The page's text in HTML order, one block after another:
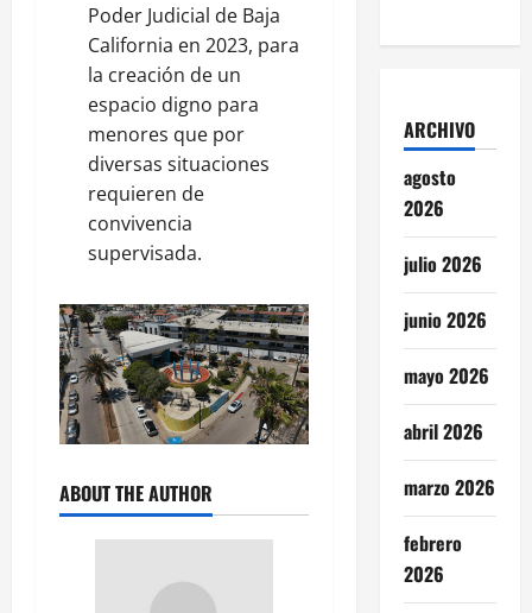
Poder Judicial de Baja
California en 2023, para
la creación de un
espacio digno para
menores que por
diversas situaciones
requieren de
convivencia
supervisada.
ABOUT THE AUTHOR
ARCHIVO
agosto
2026
julio 2026
junio 2026
mayo 2026
abril 2026
marzo 2026
febrero
2026